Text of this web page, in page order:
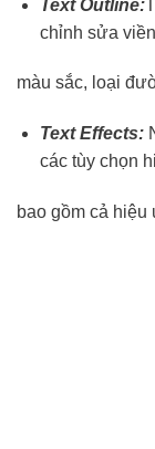
Text Outline:
chỉnh sửa
màu sắc, loại
Text Effects:
các tùy chọn
bao gồm cả